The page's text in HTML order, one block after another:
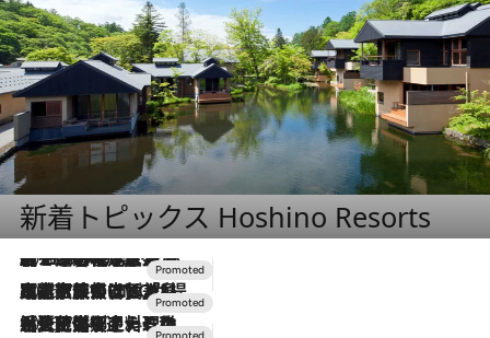
新着トピックス Hoshino Resorts
2026.8.7
【トンボの足水浴】ヒノキの香りに包まれて涼感マックス！約13℃の湧水かけ流しを避暑地「星野温泉 トンボの湯」で体験
2026.7.31
【ホテル帰省】という選択肢をOMOが提案。家族とほどよい距離を保つには「昼は実家、夜は気兼ねなくホテルで！」
2026.7.24
【夏限定ディナーコース】旬を迎える稚鮎や花ズッキーニなどをイタリア・トスカーナの郷土料理の手法で満喫！